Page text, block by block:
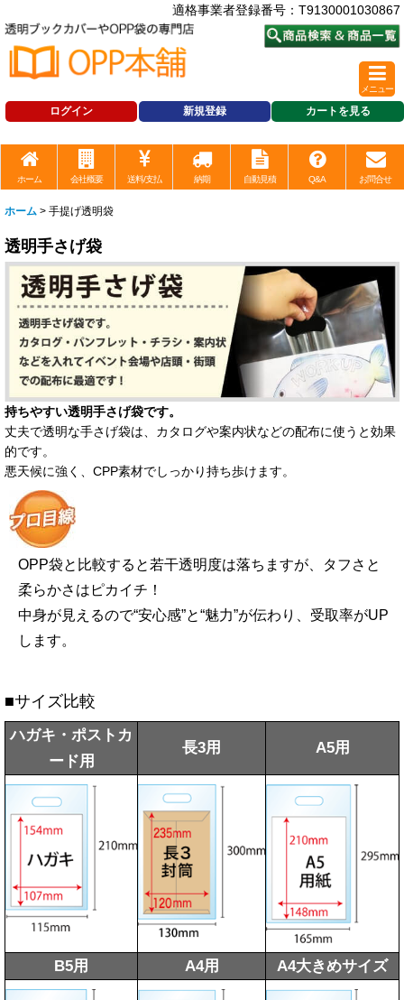
適格事業者登録番号：T9130001030867
ログイン 新規登録 カートを見る
メニュー
ホーム 会社概要 送料/支払 納期 自動見積 Q&A お問合せ
ホーム > 手提げ透明袋
透明手さげ袋
持ちやすい透明手さげ袋です。
丈夫で透明な手さげ袋は、カタログや案内状などの配布に使うと効果
的です。
悪天候に強く、CPP素材でしっかり持ち歩けます。
OPP袋と比較すると若干透明度は落ちますが、タフさと
柔らかさはピカイチ！
中身が見えるので“安心感”と“魅力”が伝わり、受取率がUP
します。
■サイズ比較
ハガキ・ポストカ
ード用
長3用 A5用
B5用 A4用 A4大きめサイズ